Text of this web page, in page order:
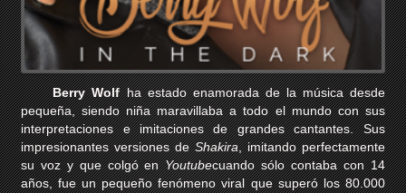
Berry Wolfha estado enamorada de la música desde
pequeña, siendo niña maravillaba a todo el mundo con sus
interpretaciones e imitaciones de grandes cantantes. Sus
impresionantes versiones deShakira, imitando perfectamente
su voz y que colgó enYoutubecuando sólo contaba con 14
años, fue un pequeño fenómeno viral que superó los 80.000